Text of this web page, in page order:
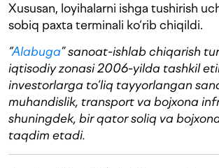
Xususan, loyihalarni ishga tushirish
sobiq paxta terminali ko‘rib chiqildi.
“Alabuga” sanoat-ishlab chiqarish
iqtisodiy zonasi 2006-yilda tashkil
investorlarga to‘liq tayyorlangan
muhandislik, transport va bojxona
shuningdek, bir qator soliq va
taqdim etadi.